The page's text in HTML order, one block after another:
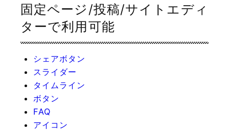
固定ページ/投稿/サイトエディ
ターで利用可能
シェアボタン
スライダー
タイムライン
ボタン
FAQ
アイコン